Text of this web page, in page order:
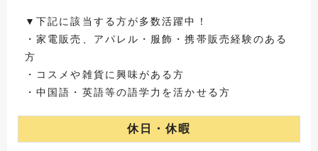
▼下記に該当する方が多数活躍中！
・家電販売、アパレル・服飾・携帯販売経験のある
方
・コスメや雑貨に興味がある方
・中国語・英語等の語学力を活かせる方
休日・休暇